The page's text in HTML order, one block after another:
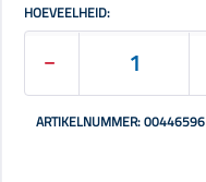
HOEVEELHEID:
ARTIKELNUMMER: 00446596